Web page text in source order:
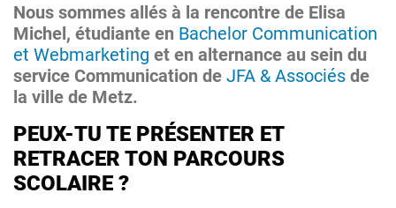
Nous sommes allés à la rencontre de Elisa
Michel, étudiante en Bachelor Communication
et Webmarketing et en alternance au sein du
service Communication de JFA & Associés de
la ville de Metz.
PEUX-TU TE PRÉSENTER ET
RETRACER TON PARCOURS
SCOLAIRE ?